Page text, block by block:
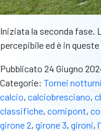
Iniziata la seconda fase.
percepibile ed è in
Pubblicato 24 Giugno
Categorie: Tornei notturni
calcio, calciobresciano,
classifiche, comipont,
girone 2, girone 3, gironi,